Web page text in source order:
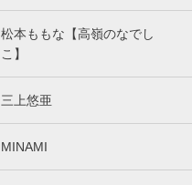
松本ももな【高嶺のなでし
こ】
三上悠亜
MINAMI